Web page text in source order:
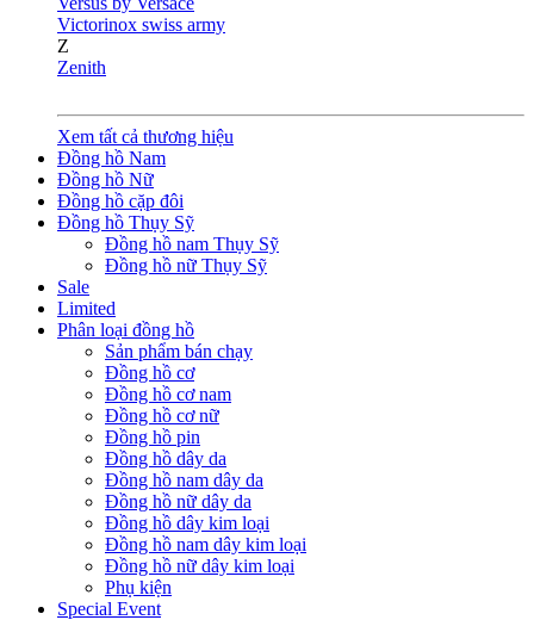
Victorinox swiss army
Z
Zenith
Xem tất cả thương hiệu
Đồng hồ Nam
Đồng hồ Nữ
Đồng hồ cặp đôi
Đồng hồ Thụy Sỹ
Đồng hồ nam Thụy Sỹ
Đồng hồ nữ Thụy Sỹ
Sale
Limited
Phân loại đồng hồ
Sản phẩm bán chạy
Đồng hồ cơ
Đồng hồ cơ nam
Đồng hồ cơ nữ
Đồng hồ pin
Đồng hồ dây da
Đồng hồ nam dây da
Đồng hồ nữ dây da
Đồng hồ dây kim loại
Đồng hồ nam dây kim loại
Đồng hồ nữ dây kim loại
Phụ kiện
Special Event